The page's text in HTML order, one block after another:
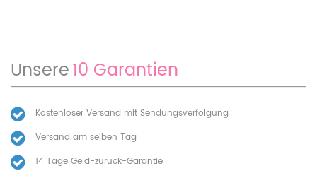
Unsere10 Garantien
Kostenloser Versand mit Sendungsverfolgung
Versand am selben Tag
14 Tage Geld-zurück-Garantie